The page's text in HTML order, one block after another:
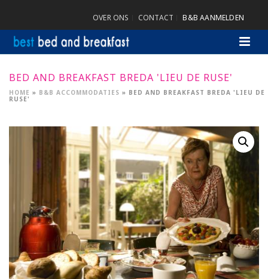
OVER ONS CONTACT B&B AANMELDEN
BED AND BREAKFAST BREDA 'LIEU DE RUSE'
HOME » B&B ACCOMMODATIES » BED AND BREAKFAST BREDA 'LIEU DE
RUSE'